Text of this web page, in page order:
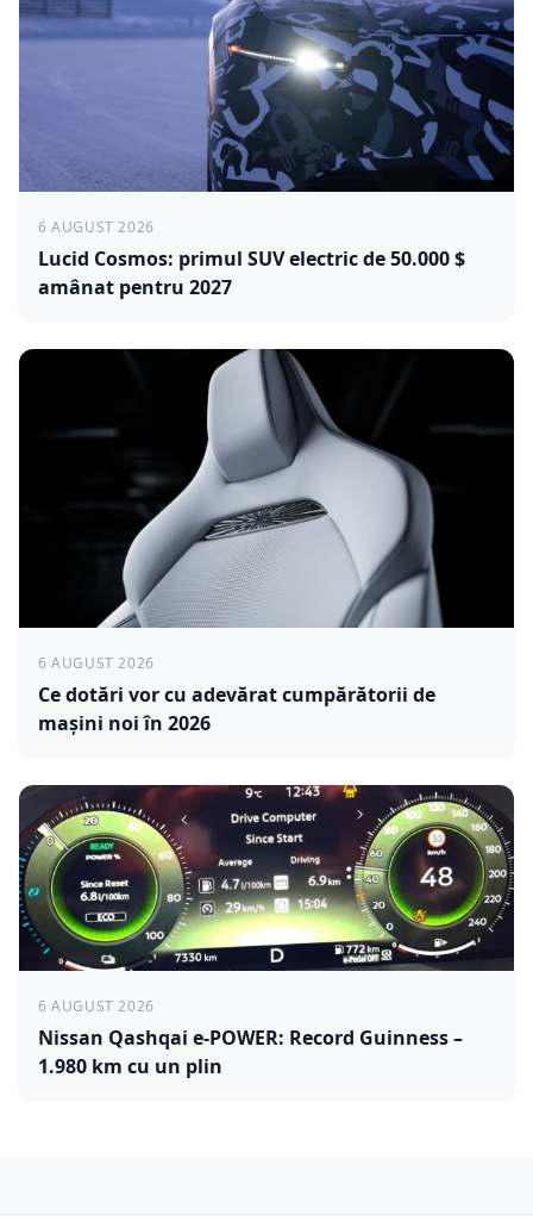
6 AUGUST 2026
Lucid Cosmos: primul SUV electric de 50.000 $
amânat pentru 2027
6 AUGUST 2026
Ce dotări vor cu adevărat cumpărătorii de
mașini noi în 2026
6 AUGUST 2026
Nissan Qashqai e-POWER: Record Guinness –
1.980 km cu un plin